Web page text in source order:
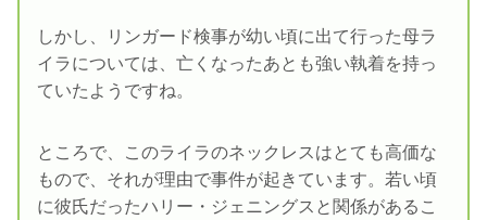
しかし、リンガード検事が幼い頃に出て行った母ラ
イラについては、亡くなったあとも強い執着を持っ
ていたようですね。
ところで、このライラのネックレスはとても高価な
もので、それが理由で事件が起きています。若い頃
に彼氏だったハリー・ジェニングスと関係があるこ